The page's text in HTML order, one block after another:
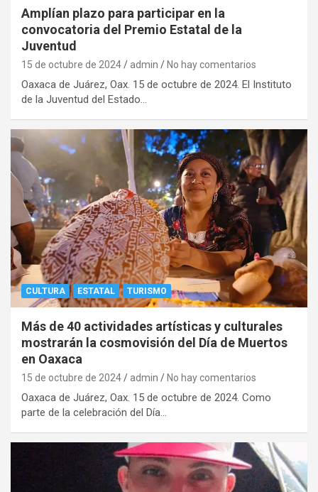
Amplían plazo para participar en la
convocatoria del Premio Estatal de la
Juventud
15 de octubre de 2024 admin No hay comentarios
Oaxaca de Juárez, Oax. 15 de octubre de 2024. El Instituto
de la Juventud del Estado…
CULTURA ESTATAL TURISMO
Más de 40 actividades artísticas y culturales
mostrarán la cosmovisión del Día de Muertos
en Oaxaca
15 de octubre de 2024 admin No hay comentarios
Oaxaca de Juárez, Oax. 15 de octubre de 2024. Como
parte de la celebración del Día…